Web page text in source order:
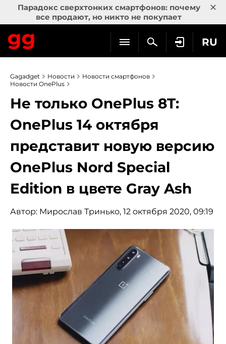
Парадокс сверхтонких смартфонов: почему
все продают, но никто не покупает
×
RU
Gagadget Новости
Новости смартфонов
Новости OnePlus
Не только OnePlus 8T:
OnePlus 14 октября
представит новую версию
OnePlus Nord Special
Edition в цвете Gray Ash
Автор: Мирослав Тринько, 12 октября 2020, 09:19